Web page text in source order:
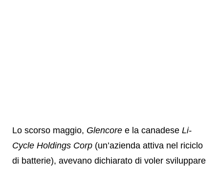
Lo scorso maggio, Glencore e la canadese Li-
Cycle Holdings Corp (un’azienda attiva nel riciclo
di batterie), avevano dichiarato di voler sviluppare